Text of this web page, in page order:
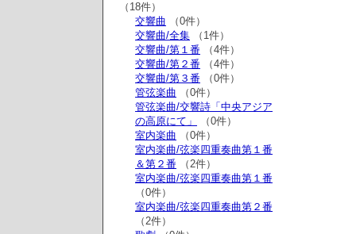
（18件）
交響曲 （0件）
交響曲/全集 （1件）
交響曲/第１番 （4件）
交響曲/第２番 （4件）
交響曲/第３番 （0件）
管弦楽曲 （0件）
管弦楽曲/交響詩「中央アジア
の高原にて」
（0件）
室内楽曲 （0件）
室内楽曲/弦楽四重奏曲第１番
＆第２番 （2件）
室内楽曲/弦楽四重奏曲第１番
（0件）
室内楽曲/弦楽四重奏曲第２番
（2件）